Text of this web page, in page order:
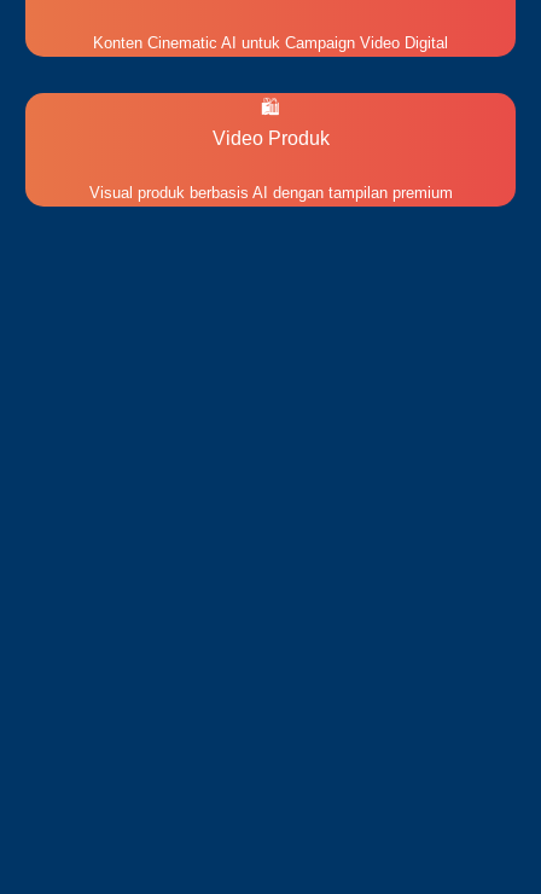
Konten Cinematic AI untuk Campaign Video Digital
🛍️
Video Produk
Visual produk berbasis AI dengan tampilan premium